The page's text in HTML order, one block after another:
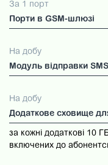
За 1 порт
Порти в GSM-шлюзі
На добу
Модуль відправки SMS
На добу
Додаткове сховище
за кожні додаткові 10
включених до